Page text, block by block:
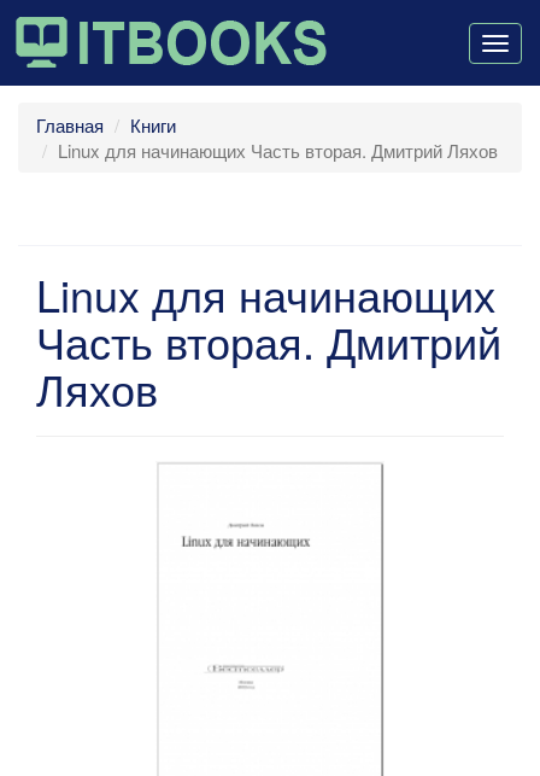
Главная
Книги
Linux для начинающих Часть вторая. Дмитрий Ляхов
Linux для начинающих
Часть вторая. Дмитрий
Ляхов